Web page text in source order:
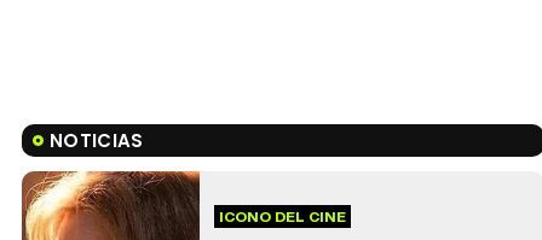
NOTICIAS
ICONO DEL CINE